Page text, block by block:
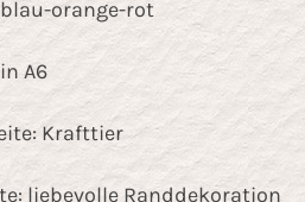
orange-rot
A6
Krafttier
liebevolle Randdekoration